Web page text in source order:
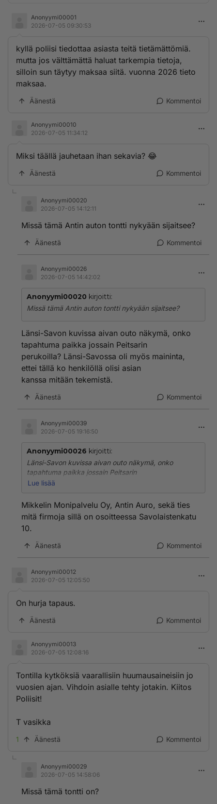
Anonyymi00001
2026-07-05 09:30:53
kyllä poliisi tiedottaa asiasta teitä tietämättömiä.
mutta jos välttämättä haluat tarkempia tietoja,
silloin sun täytyy maksaa siitä. vuonna 2026 tieto
maksaa.
Äänestä Kommentoi
Anonyymi00010
2026-07-05 11:34:12
Miksi täällä jauhetaan ihan sekavia? 😂
Äänestä Kommentoi
Anonyymi00020
2026-07-05 14:12:11
Missä tämä Antin auton tontti nykyään sijaitsee?
Äänestä Kommentoi
Anonyymi00026
2026-07-05 14:42:02
Anonyymi00020 kirjoitti:
Missä tämä Antin auton tontti nykyään sijaitsee?
Länsi-Savon kuvissa aivan outo näkymä, onko
tapahtuma paikka jossain Peitsarin
perukoilla? Länsi-Savossa oli myös maininta,
ettei tällä ko henkilöllä olisi asian
kanssa mitään tekemistä.
Äänestä Kommentoi
Anonyymi00039
2026-07-05 19:16:50
Anonyymi00026 kirjoitti:
Länsi-Savon kuvissa aivan outo näkymä, onko
tapahtuma paikka jossain Peitsarin
perukoilla? Länsi-Savossa oli myös maininta, ettei tällä
kanssa mitään tekemistä.
Lue lisää
Mikkelin Monipalvelu Oy, Antin Auro, sekä ties
mitä firmoja sillä on osoitteessa Savolaistenkatu
10.
Äänestä Kommentoi
Anonyymi00012
2026-07-05 12:05:50
On hurja tapaus.
Äänestä Kommentoi
Anonyymi00013
2026-07-05 12:08:16
Tontilla kytköksiä vaarallisiin huumausaineisiin jo
vuosien ajan. Vihdoin asialle tehty jotakin. Kiitos
Poliisit!
T vasikka
1 Äänestä Kommentoi
Anonyymi00029
2026-07-05 14:58:06
Missä tämä tontti on?